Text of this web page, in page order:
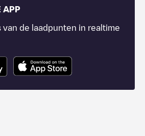
APP
van de laadpunten in realtime